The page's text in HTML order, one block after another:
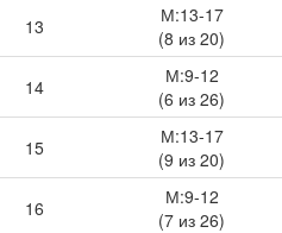
13
М:13-17
(8 из 20)
14
М:9-12
(6 из 26)
15
М:13-17
(9 из 20)
16
М:9-12
(7 из 26)